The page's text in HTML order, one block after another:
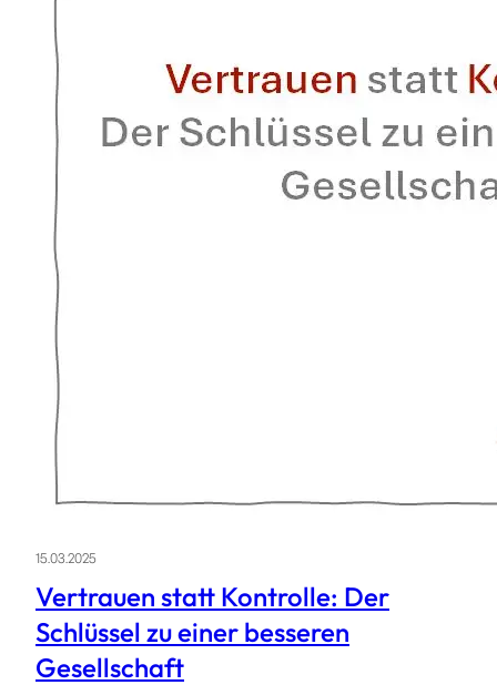
15.03.2025
Vertrauen statt Kontrolle: Der
Schlüssel zu einer besseren
Gesellschaft